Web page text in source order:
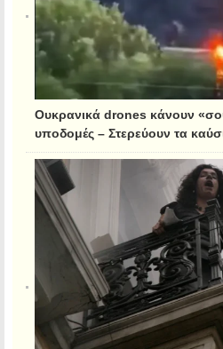
Ουκρανικά drones κάνουν
υποδομές – Στερεύουν τα